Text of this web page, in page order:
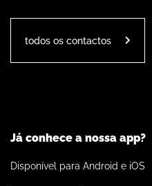
todos os contactos
Já conhece a nossa app?
Disponível para Android e iOS